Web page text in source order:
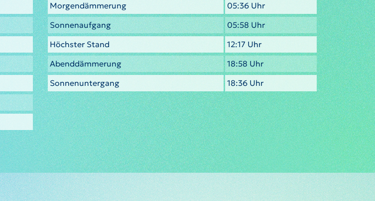
Morgendämmerung
05:36 Uhr
Sonnenaufgang
05:58 Uhr
Höchster Stand
12:17 Uhr
Abenddämmerung
18:58 Uhr
Sonnenuntergang
18:36 Uhr